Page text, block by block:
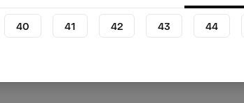
40 41 42 43 44